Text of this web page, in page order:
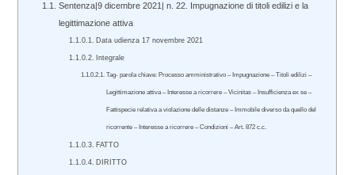
Sentenza|9 dicembre 2021| n. 22. Impugnazione di titoli edilizi e la
legittimazione attiva
Data udienza 17 novembre 2021
Integrale
Tag- parola chiave: Processo amministrativo – Impugnazione – Titoli edilizi –
Legittimazione attiva – Interesse a ricorrere – Vicinitas – Insufficienza ex se –
Fattispecie relativa a violazione delle distanze – Immobile diverso da quello del
ricorrente – Interesse a ricorrere – Condizioni – Art. 872 c.c.
FATTO
DIRITTO